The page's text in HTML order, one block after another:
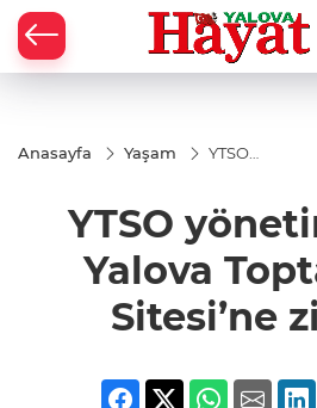
Anasayfa Yaşam
YTSO
Toptancılar
Sitesi’ne
YTSO
Yalova
Sitesi’ne